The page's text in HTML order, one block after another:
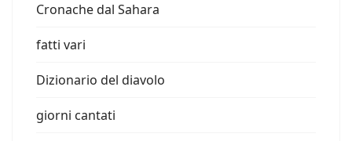
Cronache dal Sahara
fatti vari
Dizionario del diavolo
giorni cantati